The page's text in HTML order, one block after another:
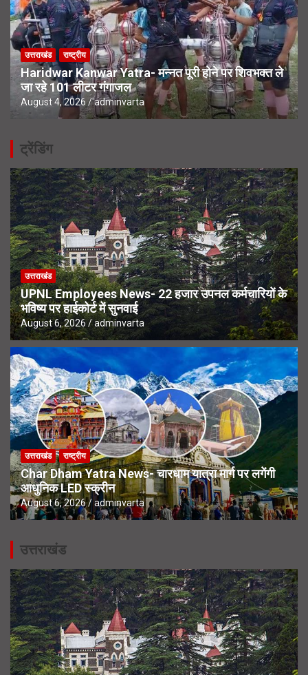
उत्तराखंड राष्ट्रीय
Haridwar Kanwar Yatra- मन्नत पूरी होने पर शिवभक्त ले
जा रहे 101 लीटर गंगाजल
August 4, 2026 adminvarta
ट्रेंडिंग
उत्तराखंड
UPNL Employees News- 22 हजार उपनल कर्मचारियों के
भविष्य पर हाईकोर्ट में सुनवाई
August 6, 2026 adminvarta
उत्तराखंड राष्ट्रीय
Char Dham Yatra News- चारधाम यात्रा मार्ग पर लगेंगी
आधुनिक LED स्क्रीन
August 6, 2026 adminvarta
उत्तराखंड